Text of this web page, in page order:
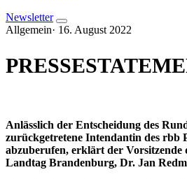
Newsletter
Allgemein· 16. August 2022
Anlässlich der Entscheidung des
zurückgetretene Intendantin des rbb
abzuberufen, erklärt der
Landtag Brandenburg, Dr. Jan